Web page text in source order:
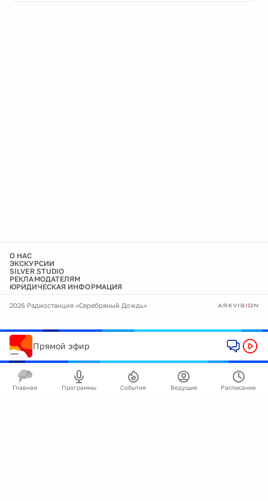
О НАС
ЭКСКУРСИИ
SILVER STUDIO
РЕКЛАМОДАТЕЛЯМ
ЮРИДИЧЕСКАЯ ИНФОРМАЦИЯ
2026 Радиостанция «Серебряный Дождь»
Прямой эфир
Главная Программы События Ведущие Расписание